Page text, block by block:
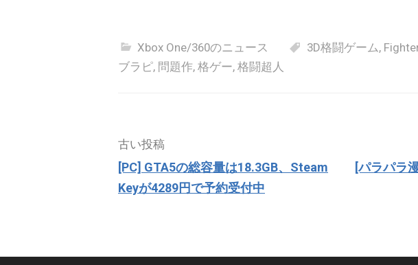
Xbox One/360のニュース 3D格闘ゲーム,
ブラピ, 問題作, 格ゲー, 格闘超人
投
稿
ナ
ビ
古い投稿
[PC] GTA5の総容量は18.3GB、Steam
Keyが4289円で予約受付中
[パラパラ